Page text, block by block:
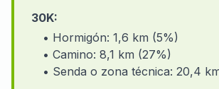
30K:
• Hormigón: 1,6 km (5%)
• Camino: 8,1 km (27%)
• Senda o zona técnica: 20,4